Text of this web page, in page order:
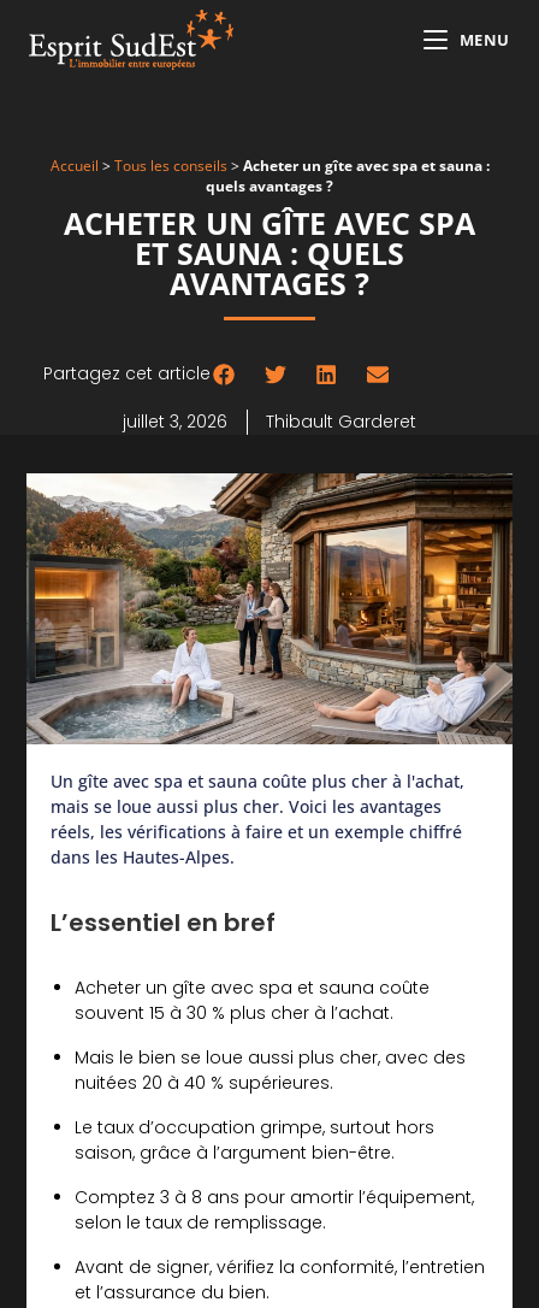
MENU
Accueil >Tous les conseils>Acheter un gîte avec spa et sauna :
quels avantages ?
ACHETER UN GÎTE AVEC SPA
ET SAUNA : QUELS
AVANTAGES ?
Partagez cet article
juillet 3, 2026
Thibault Garderet
Un gîte avec spa et sauna coûte plus cher à l'achat,
mais se loue aussi plus cher. Voici les avantages
réels, les vérifications à faire et un exemple chiffré
dans les Hautes-Alpes.
L’essentiel en bref
Acheter un gîte avec spa et sauna coûte
souvent 15 à 30 % plus cher à l’achat.
Mais le bien se loue aussi plus cher, avec des
nuitées 20 à 40 % supérieures.
Le taux d’occupation grimpe, surtout hors
saison, grâce à l’argument bien-être.
Comptez 3 à 8 ans pour amortir l’équipement,
selon le taux de remplissage.
Avant de signer, vérifiez la conformité, l’entretien
et l’assurance du bien.